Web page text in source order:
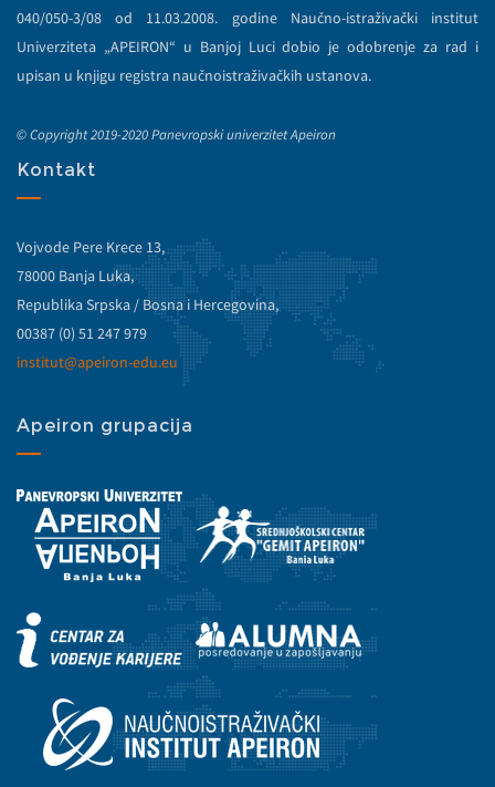
040/050-3/08 od 11.03.2008. godine Naučno-istraživački institut
Univerziteta „APEIRON“ u Banjoj Luci dobio je odobrenje za rad i
upisan u knjigu registra naučnoistraživačkih ustanova.
© Copyright 2019-2020 Panevropski univerzitet Apeiron
Kontakt
Vojvode Pere Krece 13,
78000 Banja Luka,
Republika Srpska / Bosna i Hercegovina,
00387 (0) 51 247 979
institut@apeiron-edu.eu
Apeiron grupacija